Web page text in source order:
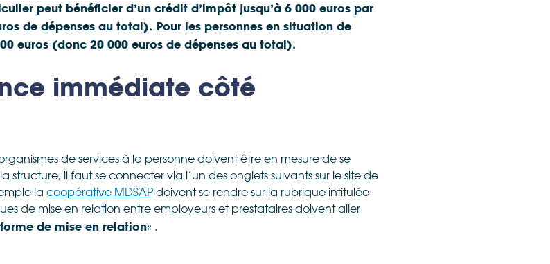
peut bénéficier d’un crédit d’impôt jusqu’à 6 000 euros par
de dépenses au total). Pour les personnes en situation de
euros (donc 20 000 euros de dépenses au total).
immédiate côté
de services à la personne doivent être en mesure de se
structure, il faut se connecter via l’un des onglets suivants sur le site de
lacoopérative MDSAP doivent se rendre sur la rubrique intitulée
de mise en relation entre employeurs et prestataires doivent aller
de mise en relation« .